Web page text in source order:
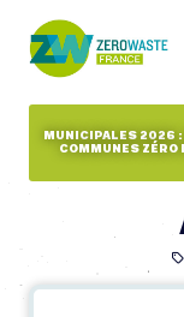
MUNICIPALES 2026 :
COMMUNES ZÉRO